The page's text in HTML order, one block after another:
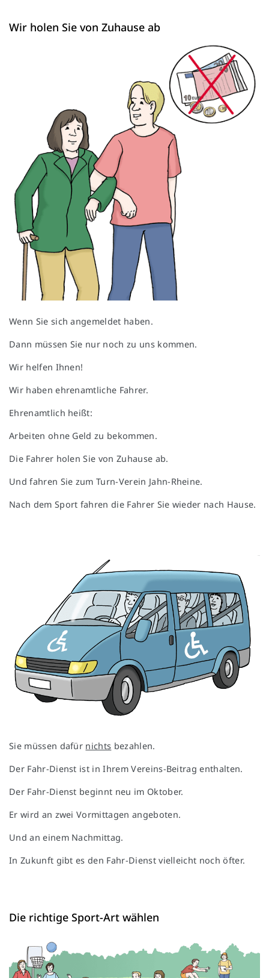
Wir holen Sie von Zuhause ab
Wenn Sie sich angemeldet haben.
Dann müssen Sie nur noch zu uns kommen.
Wir helfen Ihnen!
Wir haben ehrenamtliche Fahrer.
Ehrenamtlich heißt:
Arbeiten ohne Geld zu bekommen.
Die Fahrer holen Sie von Zuhause ab.
Und fahren Sie zum Turn-Verein Jahn-Rheine.
Nach dem Sport fahren die Fahrer Sie wieder nach Hause.
Sie müssen dafür nichts bezahlen.
Der Fahr-Dienst ist in Ihrem Vereins-Beitrag enthalten.
Der Fahr-Dienst beginnt neu im Oktober.
Er wird an zwei Vormittagen angeboten.
Und an einem Nachmittag.
In Zukunft gibt es den Fahr-Dienst vielleicht noch öfter.
Die richtige Sport-Art wählen